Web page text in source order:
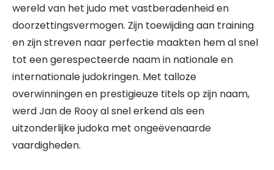
wereld van het judo met vastberadenheid en
doorzettingsvermogen. Zijn toewijding aan training
en zijn streven naar perfectie maakten hem al snel
tot een gerespecteerde naam in nationale en
internationale judokringen. Met talloze
overwinningen en prestigieuze titels op zijn naam,
werd Jan de Rooy al snel erkend als een
uitzonderlijke judoka met ongeëvenaarde
vaardigheden.